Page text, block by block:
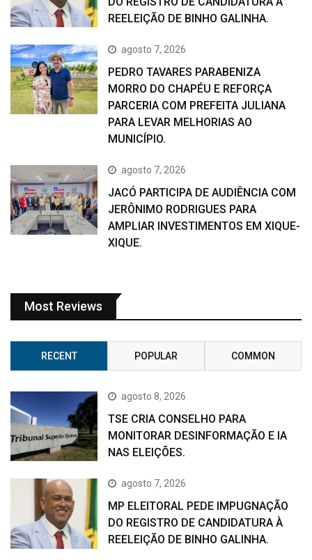
REELEIÇÃO DE BINHO GALINHA.
agosto 7, 2026
PEDRO TAVARES PARABENIZA
MORRO DO CHAPÉU E REFORÇA
PARCERIA COM PREFEITA JULIANA
PARA LEVAR MELHORIAS AO
MUNICÍPIO.
agosto 7, 2026
JACÓ PARTICIPA DE AUDIÊNCIA COM
JERÔNIMO RODRIGUES PARA
AMPLIAR INVESTIMENTOS EM XIQUE-
XIQUE.
Most Reviews
RECENT POPULAR COMMON
agosto 8, 2026
TSE CRIA CONSELHO PARA
MONITORAR DESINFORMAÇÃO E IA
NAS ELEIÇÕES.
agosto 7, 2026
MP ELEITORAL PEDE IMPUGNAÇÃO
DO REGISTRO DE CANDIDATURA À
REELEIÇÃO DE BINHO GALINHA.